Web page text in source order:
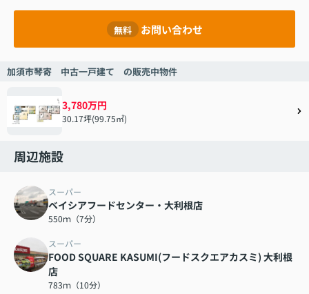
無料 お問い合わせ
加須市琴寄 中古一戸建て の販売中物件
3,780万円
30.17坪(99.75㎡)
周辺施設
スーパー
ベイシアフードセンター・大利根店
550ｍ（7分）
スーパー
FOOD SQUARE KASUMI(フードスクエアカスミ) 大利根
店
783ｍ（10分）